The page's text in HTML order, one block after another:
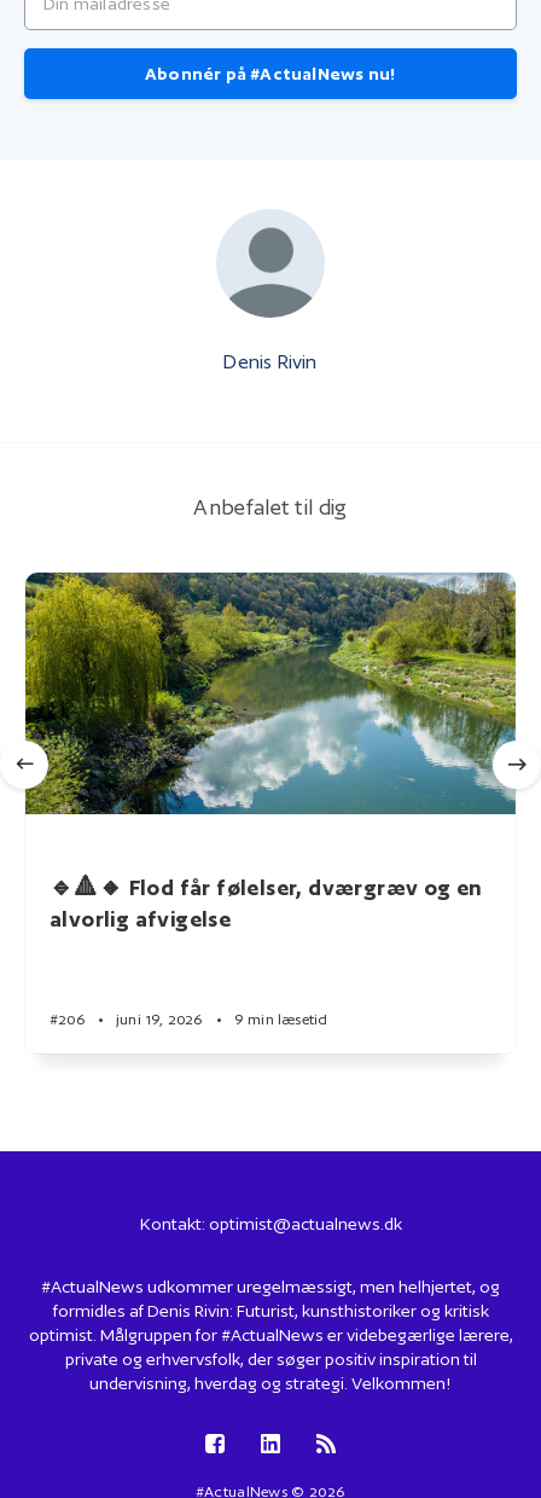
Abonnér på #ActualNews nu!
Denis Rivin
Anbefalet til dig
🔹🔺🔸 Flod får følelser, dværgræv og en
alvorlig afvigelse
#206 • juni 19, 2026 • 9 min læsetid
Kontakt: optimist@actualnews.dk
#ActualNews udkommer uregelmæssigt, men helhjertet, og
formidles af Denis Rivin: Futurist, kunsthistoriker og kritisk
optimist. Målgruppen for #ActualNews er videbegærlige lærere,
private og erhvervsfolk, der søger positiv inspiration til
undervisning, hverdag og strategi. Velkommen!
#ActualNews © 2026